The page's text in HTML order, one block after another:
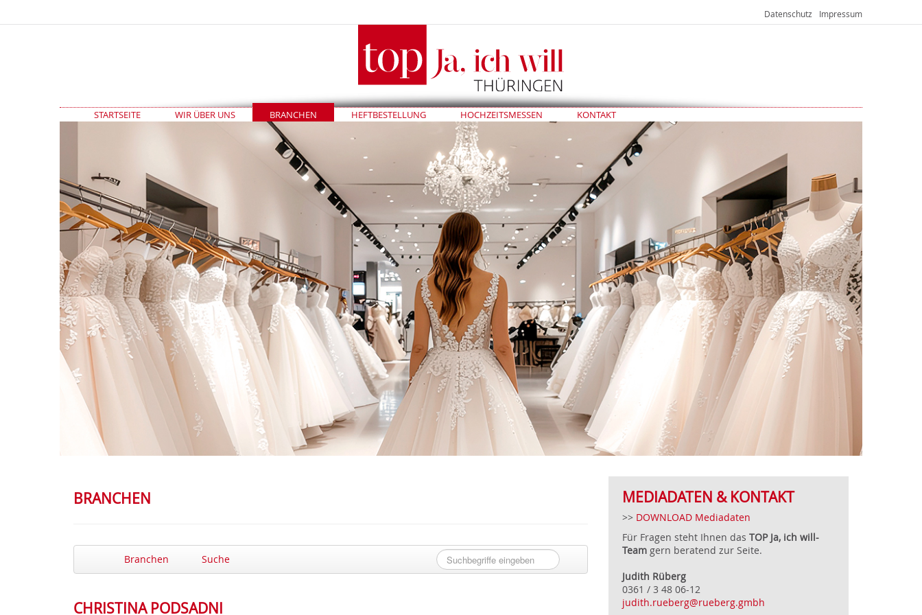
Impressum
Datenschutz
STARTSEITE WIR ÜBER UNS BRANCHEN HEFTBESTELLUNG HOCHZEITSMESSEN KONTAKT
BRANCHEN
Branchen Suche
CHRISTINA PODSADNI
MEDIADATEN & KONTAKT
>> DOWNLOAD Mediadaten
Für Fragen steht Ihnen das TOP Ja, ich will-
Team gern beratend zur Seite.
Judith Rüberg
0361 / 3 48 06-12
judith.rueberg@rueberg.gmbh